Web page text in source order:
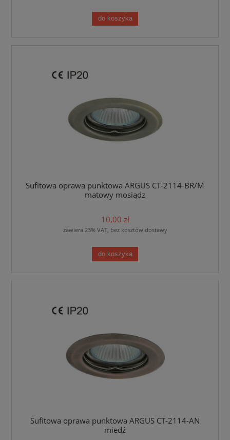
do koszyka
Sufitowa oprawa punktowa ARGUS CT-2114-BR/M
matowy mosiądz
10,00 zł
zawiera 23% VAT, bez kosztów dostawy
do koszyka
Sufitowa oprawa punktowa ARGUS CT-2114-AN
miedź